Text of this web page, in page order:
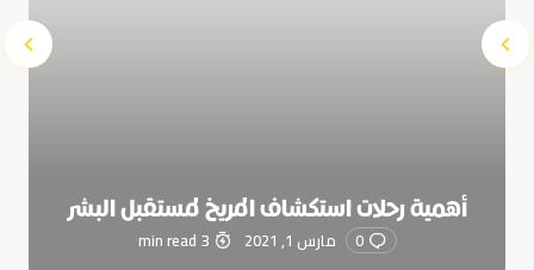
أهمية رحلات استكشاف المريخ لمستقبل البشر
0 مارس 1, 2021 3 min read